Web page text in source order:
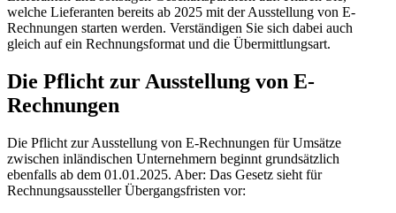
welche Lieferanten bereits ab 2025 mit der Ausstellung von E-
Rechnungen starten werden. Verständigen Sie sich dabei auch
gleich auf ein Rechnungsformat und die Übermittlungsart.
Die Pflicht zur Ausstellung von E-
Rechnungen
Die Pflicht zur Ausstellung von E-Rechnungen für Umsätze
zwischen inländischen Unternehmern beginnt grundsätzlich
ebenfalls ab dem 01.01.2025. Aber: Das Gesetz sieht für
Rechnungsaussteller Übergangsfristen vor: